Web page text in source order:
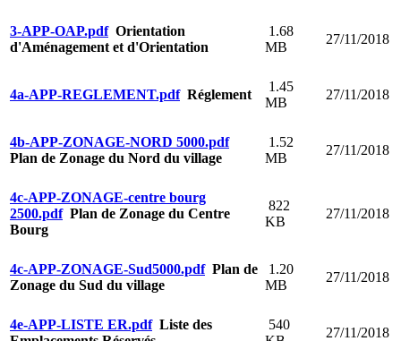
3-APP-OAP.pdfOrientation
d'Aménagement et d'Orientation
1.68
MB
27/11/2018
4a-APP-REGLEMENT.pdfRéglement
1.45
MB
27/11/2018
4b-APP-ZONAGE-NORD 5000.pdf
Plan de Zonage du Nord du village
1.52
MB
27/11/2018
4c-APP-ZONAGE-centre bourg
2500.pdfPlan de Zonage du Centre
Bourg
822
KB
27/11/2018
4c-APP-ZONAGE-Sud5000.pdfPlan de
Zonage du Sud du village
1.20
MB
27/11/2018
4e-APP-LISTE ER.pdfListe des
540
27/11/2018